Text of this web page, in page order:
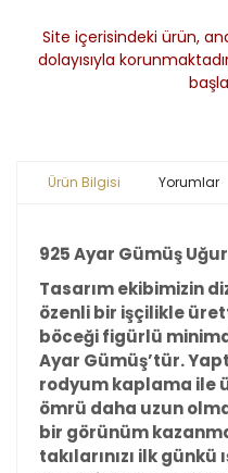
Site içerisindeki ürün,
dolayısıyla
Ürün Bilgisi Yorumlar
925 Ayar Gümüş
Tasarım ekibimizin
özenli bir işçilikle
böceği figürlü
Ayar Gümüş’tür.
rodyum kaplama ile
ömrü daha uzun
bir görünüm
takılarınızı ilk günkü